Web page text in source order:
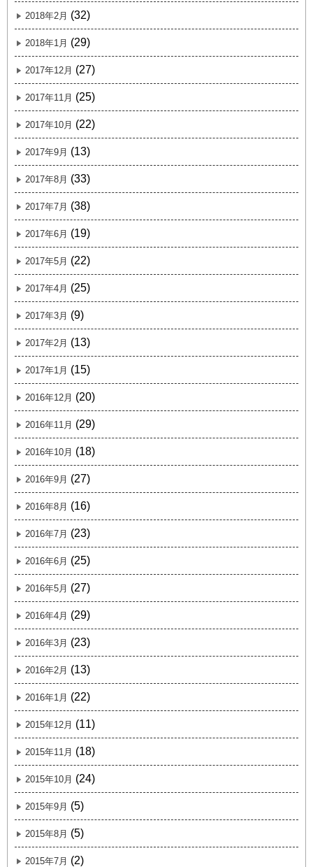
2018年2月 (32)
2018年1月 (29)
2017年12月 (27)
2017年11月 (25)
2017年10月 (22)
2017年9月 (13)
2017年8月 (33)
2017年7月 (38)
2017年6月 (19)
2017年5月 (22)
2017年4月 (25)
2017年3月 (9)
2017年2月 (13)
2017年1月 (15)
2016年12月 (20)
2016年11月 (29)
2016年10月 (18)
2016年9月 (27)
2016年8月 (16)
2016年7月 (23)
2016年6月 (25)
2016年5月 (27)
2016年4月 (29)
2016年3月 (23)
2016年2月 (13)
2016年1月 (22)
2015年12月 (11)
2015年11月 (18)
2015年10月 (24)
2015年9月 (5)
2015年8月 (5)
2015年7月 (2)